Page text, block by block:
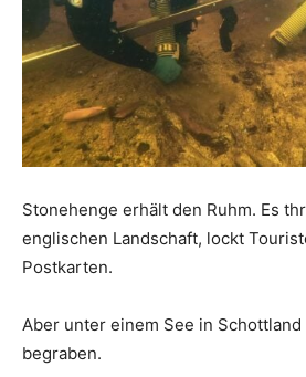
Stonehenge erhält den Ruhm. Es
englischen Landschaft, lockt
Postkarten.
Aber unter einem See in
begraben.